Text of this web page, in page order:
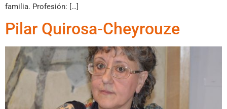
familia. Profesión: […]
Pilar Quirosa-Cheyrouze